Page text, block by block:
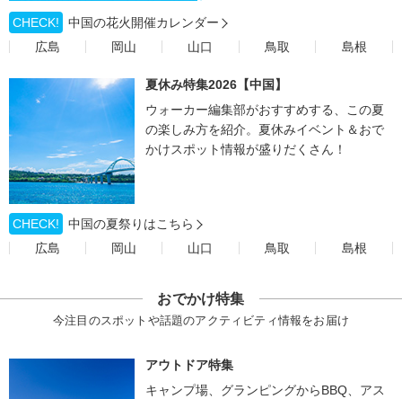
CHECK!
中国の花火開催カレンダー
広島
岡山 山口 鳥取 島根
夏休み特集2026【中国】
ウォーカー編集部がおすすめする、この夏
の楽しみ方を紹介。夏休みイベント＆おで
かけスポット情報が盛りだくさん！
CHECK!
中国の夏祭りはこちら
広島
岡山 山口 鳥取 島根
おでかけ特集
今注目のスポットや話題のアクティビティ情報をお届け
アウトドア特集
キャンプ場、グランピングからBBQ、アス